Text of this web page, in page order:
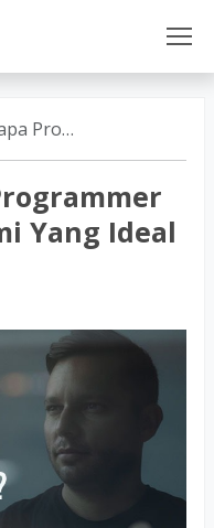
Suami Yang Ideal
Yang Ideal